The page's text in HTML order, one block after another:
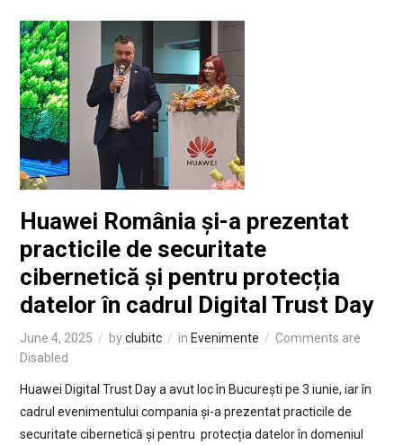
Huawei România și-a prezentat
practicile de securitate
cibernetică și pentru protecția
datelor în cadrul Digital Trust Day
June 4, 2025 byclubitc in Evenimente
Comments are
Disabled
Huawei Digital Trust Day a avut loc în București pe 3 iunie, iar în
cadrul evenimentului compania și-a prezentat practicile de
securitate cibernetică și pentru protecția datelor în domeniul